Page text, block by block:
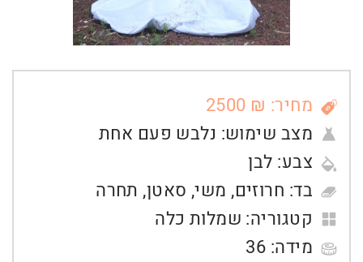
מחיר: ₪ 2500
מצב שימוש: נלבש פעם אחת
צבע: לבן
בד: חרוזים, משי, סאטן, תחרה
קטגוריה: שמלות כלה
מידה: 36